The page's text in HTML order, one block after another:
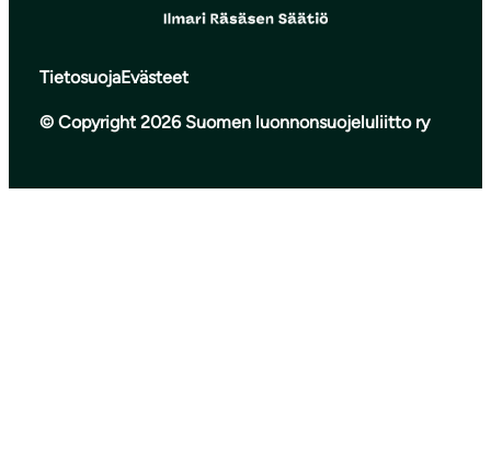
TietosuojaEvästeet
© Copyright 2026 Suomen luonnonsuojeluliitto ry